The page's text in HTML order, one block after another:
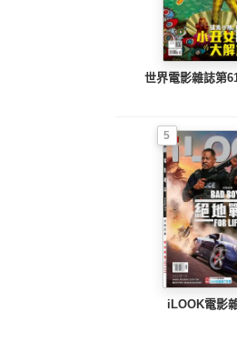
世界電影雜誌第
5
iLOOK電影